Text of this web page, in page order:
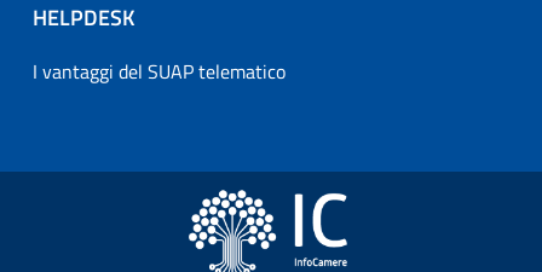
HELPDESK
I vantaggi del SUAP telematico